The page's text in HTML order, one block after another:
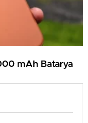
mAh Batarya